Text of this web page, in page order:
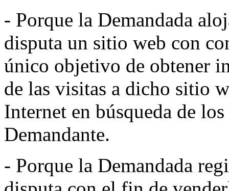
- Porque la Demandada
disputa un sitio web con
único objetivo de obtener
de las visitas a dicho sitio
Internet en búsqueda de
Demandante.
- Porque la Demandada